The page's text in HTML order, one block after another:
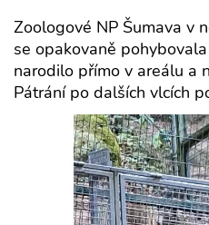
Zoologové NP Šumava v
se opakovaně
narodilo přímo v areálu a
Pátrání po dalších vlcích